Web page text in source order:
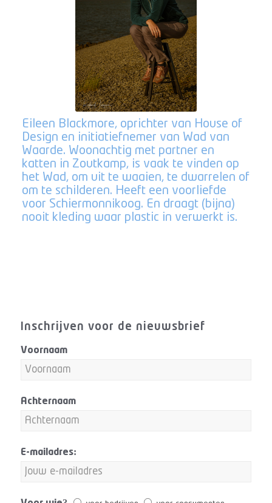
Eileen Blackmore, oprichter van House of
Design en initiatiefnemer van Wad van
Waarde. Woonachtig met partner en
katten in Zoutkamp, is vaak te vinden op
het Wad, om uit te waaien, te dwarrelen of
om te schilderen. Heeft een voorliefde
voor Schiermonnikoog. En draagt (bijna)
nooit kleding waar plastic in verwerkt is.
Inschrijven voor de nieuwsbrief
Voornaam
Achternaam
E-mailadres: